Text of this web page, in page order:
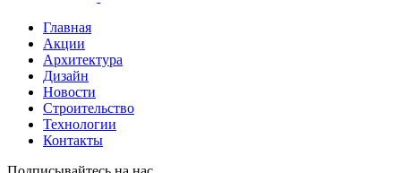
Главная
Акции
Архитектура
Дизайн
Новости
Строительство
Технологии
Контакты